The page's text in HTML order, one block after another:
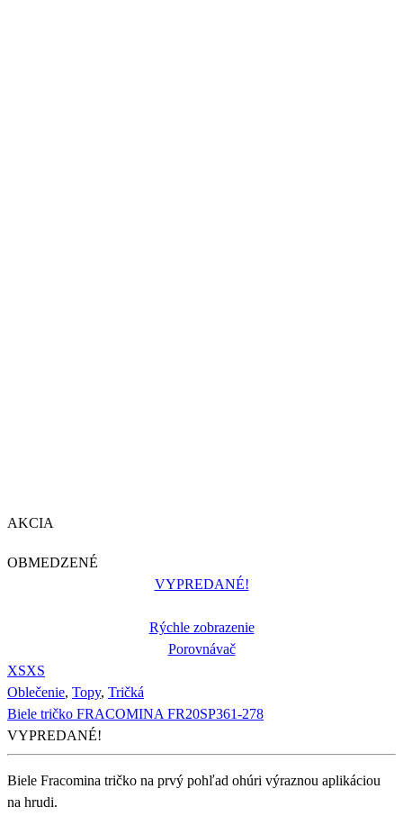
AKCIA
OBMEDZENÉ
VYPREDANÉ!
Rýchle zobrazenie
Porovnávač
XSXS
Oblečenie, Topy, Tričká
Biele tričko FRACOMINA FR20SP361-278
VYPREDANÉ!
Biele Fracomina tričko na prvý pohľad ohúri výraznou aplikáciou
na hrudi.